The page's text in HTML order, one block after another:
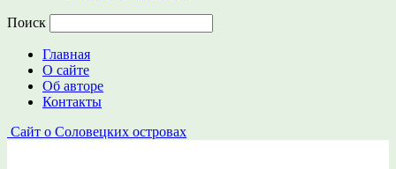
Поиск
Главная
О сайте
Об авторе
Контакты
Сайт о Соловецких островах